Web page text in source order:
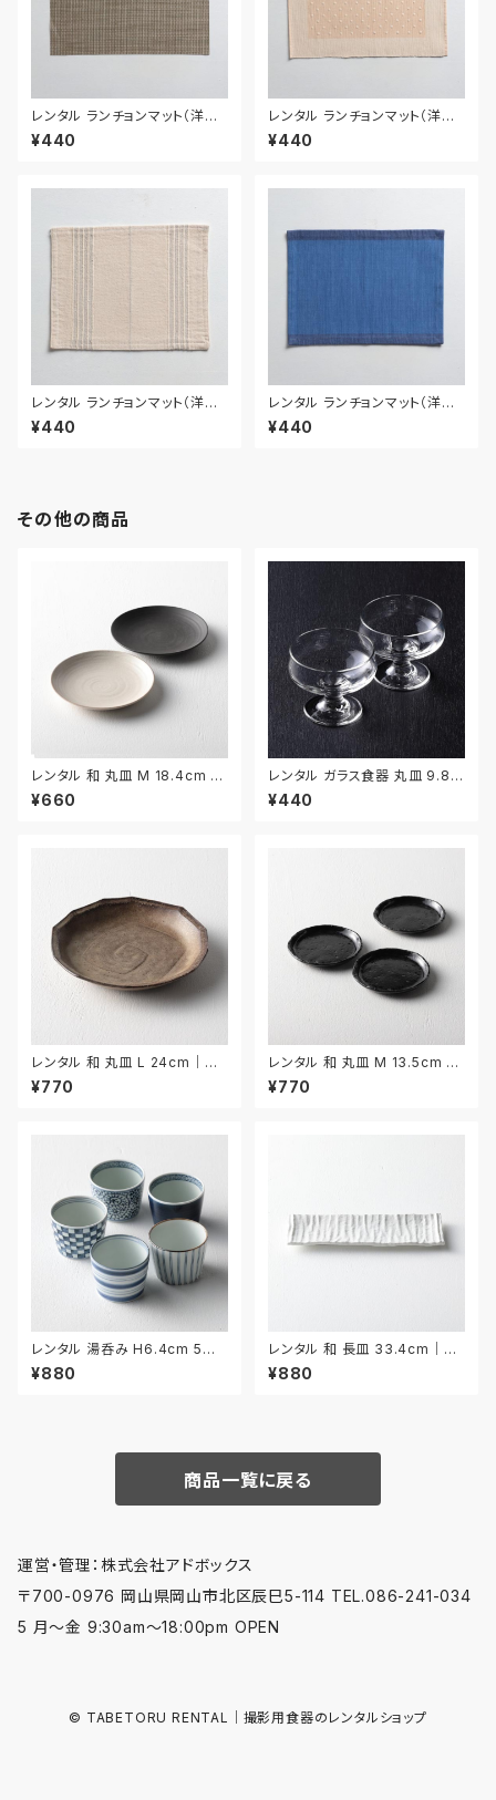
レンタル ランチョンマット（洋風）
45.8cm｜MAY021
¥440
レンタル ランチョンマット（洋風）
44.5cm｜MAY009
¥440
レンタル ランチョンマット（洋風）
32cm｜MAY010
¥440
レンタル ランチョンマット（洋風）
43.5cm｜MAY011
¥440
その他の商品
レンタル 和 丸皿 M 18.4cm 2
枚セット｜WMM005
¥660
レンタル ガラス食器 丸皿 9.8c
m 2枚セット｜GLM129
¥440
レンタル 和 丸皿 L 24cm｜W
ML021
¥770
レンタル 和 丸皿 M 13.5cm 3
枚セット｜WMM032
¥770
レンタル 湯呑み H6.4cm 5客
セット｜YUN017
¥880
レンタル 和 長皿 33.4cm｜W
NA003
¥880
商品一覧に戻る
運営・管理：株式会社アドボックス
〒700-0976 岡山県岡山市北区辰巳5-114 TEL.086-241-034
5 月〜金 9:30am〜18:00pm OPEN
© TABETORU RENTAL｜撮影用食器のレンタルショップ